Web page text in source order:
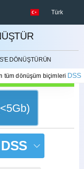
Türk
DÖNÜŞTÜRÜN
tüm dönüşüm biçimleri DSS
DSS